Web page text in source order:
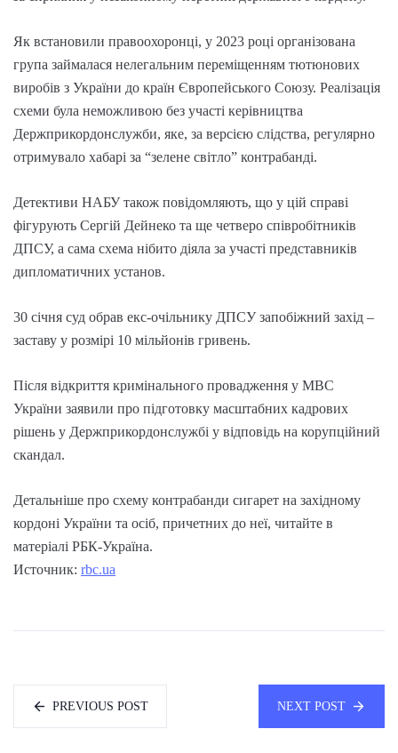
Як встановили правоохоронці, у 2023 році організована
група займалася нелегальним переміщенням тютюнових
виробів з України до країн Європейського Союзу. Реалізація
схеми була неможливою без участі керівництва
Держприкордонслужби, яке, за версією слідства, регулярно
отримувало хабарі за “зелене світло” контрабанді.
Детективи НАБУ також повідомляють, що у цій справі
фігурують Сергій Дейнеко та ще четверо співробітників
ДПСУ, а сама схема нібито діяла за участі представників
дипломатичних установ.
30 січня суд обрав екс-очільнику ДПСУ запобіжний захід –
заставу у розмірі 10 мільйонів гривень.
Після відкриття кримінального провадження у МВС
України заявили про підготовку масштабних кадрових
рішень у Держприкордонслужбі у відповідь на корупційний
скандал.
Детальніше про схему контрабанди сигарет на західному
кордоні України та осіб, причетних до неї, читайте в
матеріалі РБК-Україна.
Источник: rbc.ua
PREVIOUS POST NEXT POST